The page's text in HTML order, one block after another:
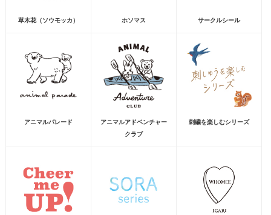
草木花（ソウモッカ） ホソマス サークルシール
アニマルパレード
アニマルアドベンチャー
クラブ
刺繍を楽しむシリーズ